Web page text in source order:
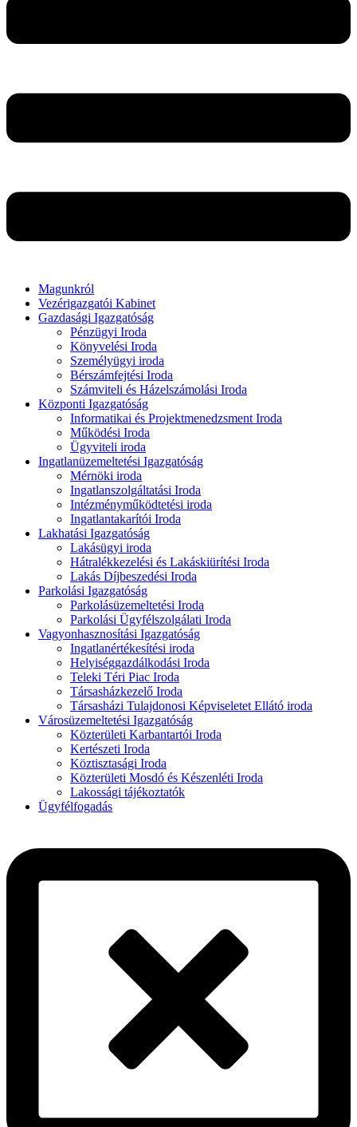
Magunkról
Vezérigazgatói Kabinet
Gazdasági Igazgatóság
Pénzügyi Iroda
Könyvelési Iroda
Személyügyi iroda
Bérszámfejtési Iroda
Számviteli és Házelszámolási Iroda
Központi Igazgatóság
Informatikai és Projektmenedzsment Iroda
Működési Iroda
Ügyviteli iroda
Ingatlanüzemeltetési Igazgatóság
Mérnöki iroda
Ingatlanszolgáltatási Iroda
Intézményműködtetési iroda
Ingatlantakarítói Iroda
Lakhatási Igazgatóság
Lakásügyi iroda
Hátralékkezelési és Lakáskiürítési Iroda
Lakás Díjbeszedési Iroda
Parkolási Igazgatóság
Parkolásüzemeltetési Iroda
Parkolási Ügyfélszolgálati Iroda
Vagyonhasznosítási Igazgatóság
Ingatlanértékesítési iroda
Helyiséggazdálkodási Iroda
Teleki Téri Piac Iroda
Társasházkezelő Iroda
Társasházi Tulajdonosi Képviseletet Ellátó iroda
Városüzemeltetési Igazgatóság
Közterületi Karbantartói Iroda
Kertészeti Iroda
Köztisztasági Iroda
Közterületi Mosdó és Készenléti Iroda
Lakossági tájékoztatók
Ügyfélfogadás